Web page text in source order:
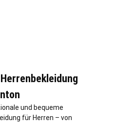
und bequeme
für Herren – von